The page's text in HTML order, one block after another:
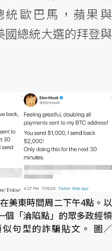
統歐巴馬，蘋果與
總統大選的拜登與
美東時間周二下午4點。以
個「淪陷點」的眾多政經領
句型的詐騙貼文。 圖／